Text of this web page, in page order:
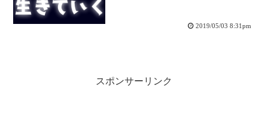
2019/05/03 8:31pm
スポンサーリンク